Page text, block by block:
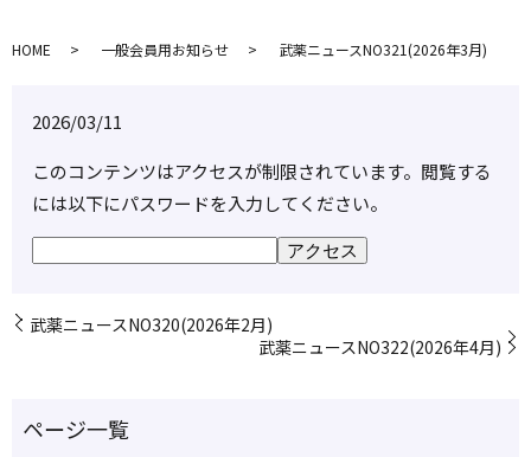
HOME 一般会員用お知らせ 武薬ニュースNO321(2026年3月)
2026/03/11
このコンテンツはアクセスが制限されています。閲覧する
には以下にパスワードを入力してください。
武薬ニュースNO320(2026年2月)
武薬ニュースNO322(2026年4月)